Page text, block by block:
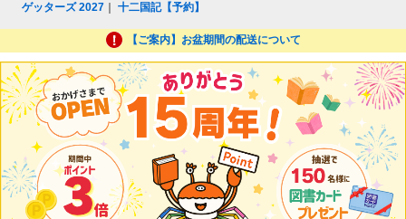
ゲッターズ 2027 ｜十二国記【予約】
【ご案内】お盆期間の配送について